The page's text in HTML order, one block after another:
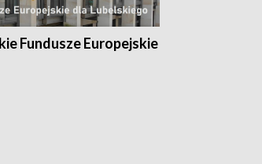
Fundusze Europejskie